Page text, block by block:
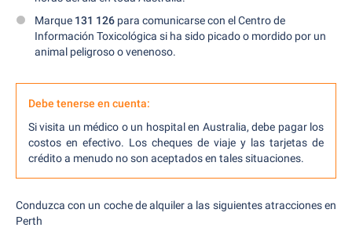
Marque 131 126 para comunicarse con el Centro de
Información Toxicológica si ha sido picado o mordido por un
animal peligroso o venenoso.
Debe tenerse en cuenta:
Si visita un médico o un hospital en Australia, debe pagar los
costos en efectivo. Los cheques de viaje y las tarjetas de
crédito a menudo no son aceptados en tales situaciones.
Conduzca con un coche de alquiler a las siguientes atracciones en
Perth